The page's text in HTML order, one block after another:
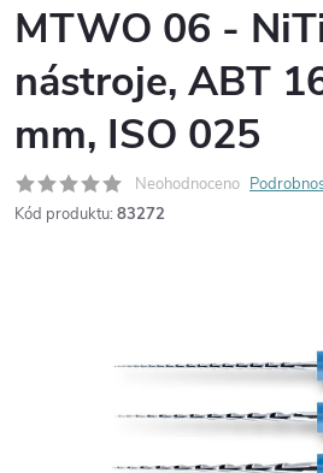
MTWO 06 -
nástroje, ABT
mm, ISO 025
Neohodnoceno
Kód produktu: 83272